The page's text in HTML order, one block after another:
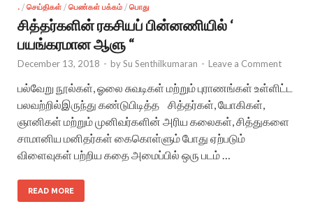
. / செய்திகள் / பெண்கள் பக்கம் / பொது
சித்தர்களின் ரகசியப் பின்னணியில் ‘
பயங்கரமான ஆளு “
December 13, 2018 - bySu Senthilkumaran - Leave a Comment
பல்வேறு நூல்கள், ஓலை சுவடிகள் மற்றும் புராணங்கள் உள்ளிட்ட
பலவற்றில்இருந்து கண்டுபிடித்த சித்தர்கள், யோகிகள்,
ஞானிகள் மற்றும் முனிவர்களின் அரிய கலைகள், சித்துகளை
சாமானிய மனிதர்கள் கைகொள்ளும் போது ஏற்படும்
விளைவுகள் பற்றிய கதை அமைப்பில் ஒரு படம் …
READ MORE